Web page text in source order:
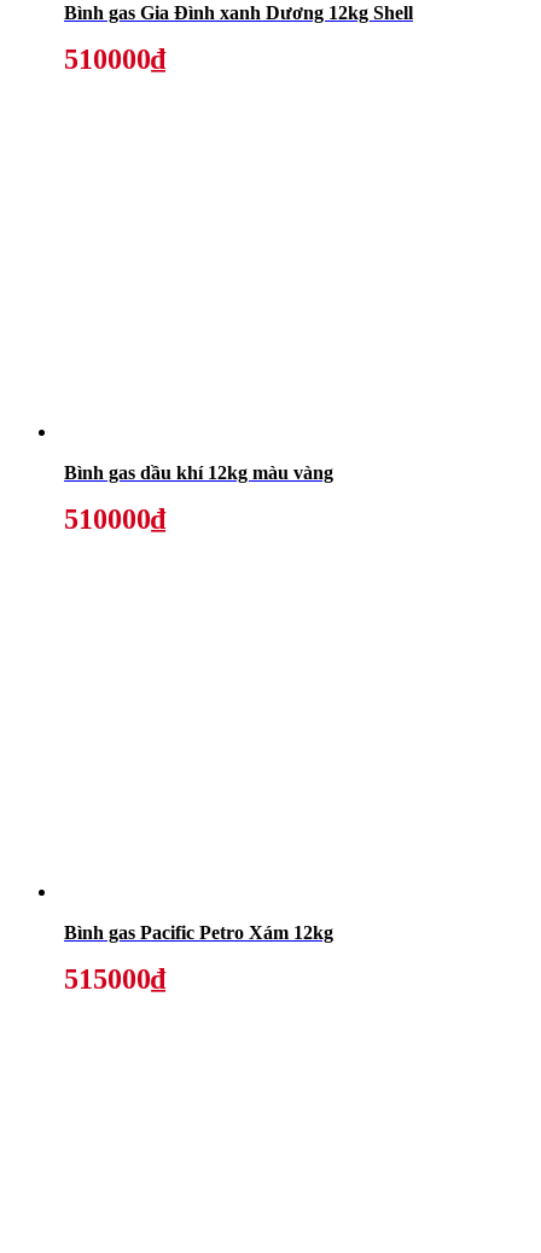
Bình gas Gia Đình xanh Dương 12kg Shell
510000₫
Bình gas dầu khí 12kg màu vàng
510000₫
Bình gas Pacific Petro Xám 12kg
515000₫